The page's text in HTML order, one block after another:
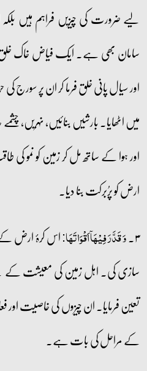
لیے ضرورت کی چیزیں فراہم ہیں
سامان بھی ہے۔ ایک فیاض خاک
اور سیال پانی خلق فرما کر ان پر
میں اٹھایا۔ بارشیں بنائیں،
اور ہوا کے ساتھ مل کر زمین کو
ارض کو پرُبرکت بنا دیا۔
۳۔ وَ قَدَّرَ فِیۡہَاۤ اَقۡوَاتَہَا:اس کرۂ ارض
سازی کی۔ اہل زمین کی معیشت کے
تعین فرمایا۔ ان چیزوں کی خاصیت اور
کے مراحل کی بات ہے۔